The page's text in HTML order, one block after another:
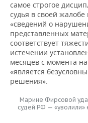
самое строгое
судья в своей
«сведений о
представленных
соответствует
истечении
месяцев с момента
«является
решения».
Марине Фирсовой
судей РФ —